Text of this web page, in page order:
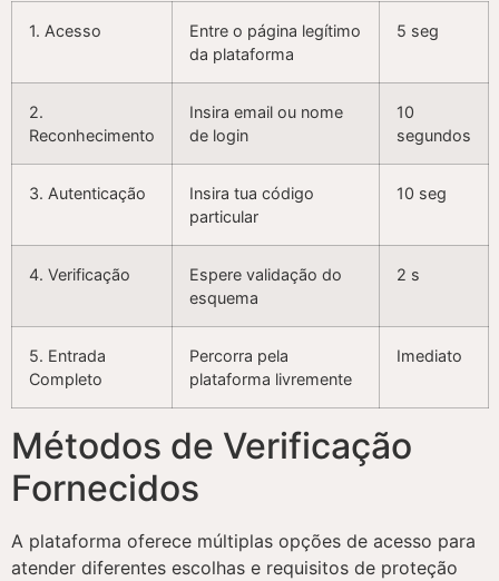
1. Acesso
Entre o página legítimo
da plataforma
5 seg
2.
Reconhecimento
Insira email ou nome
de login
10
segundos
3. Autenticação
Insira tua código
particular
10 seg
4. Verificação
Espere validação do
esquema
2 s
5. Entrada
Completo
Percorra pela
plataforma livremente
Imediato
Métodos de Verificação
Fornecidos
A plataforma oferece múltiplas opções de acesso para
atender diferentes escolhas e requisitos de proteção